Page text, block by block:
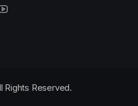
Rights Reserved.